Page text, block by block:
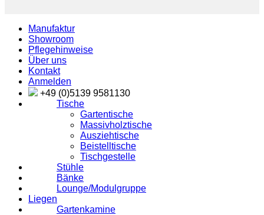
Manufaktur
Showroom
Pflegehinweise
Über uns
Kontakt
Anmelden
+49 (0)5139 9581130
Tische
Gartentische
Massivholztische
Ausziehtische
Beistelltische
Tischgestelle
Stühle
Bänke
Lounge/Modulgruppe
Liegen
Gartenkamine